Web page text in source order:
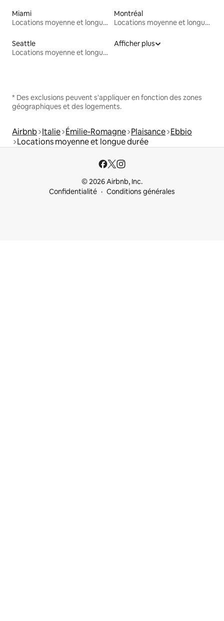
Miami
Locations moyenne et longue durée
Montréal
Locations moyenne et longue durée
Seattle
Locations moyenne et longue durée
Afficher plus
* Des exclusions peuvent s'appliquer en fonction des zones
géographiques et des logements.
Airbnb Italie Émilie-Romagne Plaisance Ebbio
Locations moyenne et longue durée
© 2026 Airbnb, Inc.
Confidentialité
Conditions générales